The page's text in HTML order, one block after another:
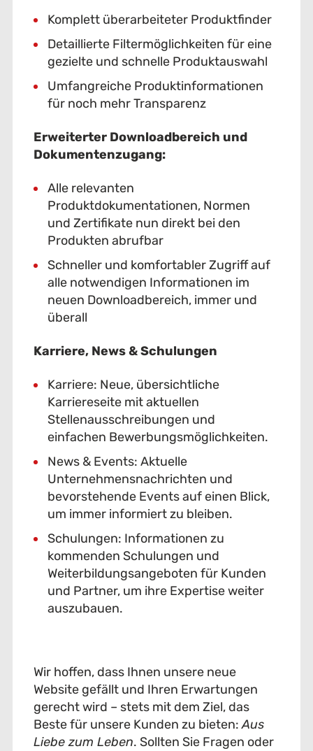
Komplett überarbeiteter Produktfinder
Detaillierte Filtermöglichkeiten für eine
gezielte und schnelle Produktauswahl
Umfangreiche Produktinformationen
für noch mehr Transparenz
Erweiterter Downloadbereich und
Dokumentenzugang:
Alle relevanten
Produktdokumentationen, Normen
und Zertifikate nun direkt bei den
Produkten abrufbar
Schneller und komfortabler Zugriff auf
alle notwendigen Informationen im
neuen Downloadbereich, immer und
überall
Karriere, News & Schulungen
Karriere: Neue, übersichtliche
Karriereseite mit aktuellen
Stellenausschreibungen und
einfachen Bewerbungsmöglichkeiten.
News & Events: Aktuelle
Unternehmensnachrichten und
bevorstehende Events auf einen Blick,
um immer informiert zu bleiben.
Schulungen: Informationen zu
kommenden Schulungen und
Weiterbildungsangeboten für Kunden
und Partner, um ihre Expertise weiter
auszubauen.
Wir hoffen, dass Ihnen unsere neue
Website gefällt und Ihren Erwartungen
gerecht wird – stets mit dem Ziel, das
Beste für unsere Kunden zu bieten:Aus
Liebe zum Leben. Sollten Sie Fragen oder